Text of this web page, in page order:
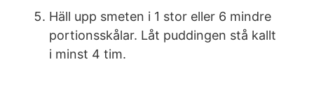
Häll upp smeten i 1 stor eller 6 mindre
portionsskålar. Låt puddingen stå kallt
i minst 4 tim.